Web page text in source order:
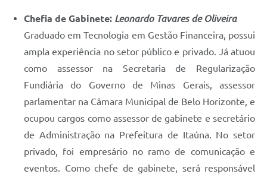
Chefia de Gabinete: Leonardo Tavares de Oliveira
Graduado em Tecnologia em Gestão Financeira, possui
ampla experiência no setor público e privado. Já atuou
como assessor na Secretaria de Regularização
Fundiária do Governo de Minas Gerais, assessor
parlamentar na Câmara Municipal de Belo Horizonte, e
ocupou cargos como assessor de gabinete e secretário
de Administração na Prefeitura de Itaúna. No setor
privado, foi empresário no ramo de comunicação e
eventos. Como chefe de gabinete, será responsável